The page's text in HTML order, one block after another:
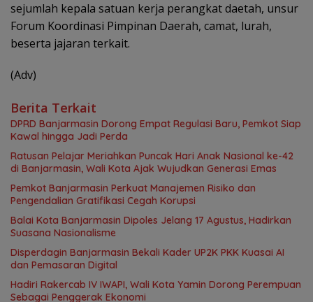
sejumlah kepala satuan kerja perangkat daetah, unsur
Forum Koordinasi Pimpinan Daerah, camat, lurah,
beserta jajaran terkait.
(Adv)
Berita Terkait
DPRD Banjarmasin Dorong Empat Regulasi Baru, Pemkot Siap
Kawal hingga Jadi Perda
Ratusan Pelajar Meriahkan Puncak Hari Anak Nasional ke-42
di Banjarmasin, Wali Kota Ajak Wujudkan Generasi Emas
Pemkot Banjarmasin Perkuat Manajemen Risiko dan
Pengendalian Gratifikasi Cegah Korupsi
Balai Kota Banjarmasin Dipoles Jelang 17 Agustus, Hadirkan
Suasana Nasionalisme
Disperdagin Banjarmasin Bekali Kader UP2K PKK Kuasai AI
dan Pemasaran Digital
Hadiri Rakercab IV IWAPI, Wali Kota Yamin Dorong Perempuan
Sebagai Penggerak Ekonomi